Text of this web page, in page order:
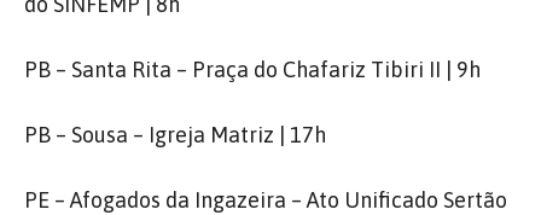
PB – Santa Rita – Praça do Chafariz Tibiri II | 9h
PB – Sousa – Igreja Matriz | 17h
PE – Afogados da Ingazeira – Ato Unificado Sertão